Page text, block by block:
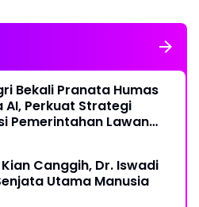
Bekali Pranata Humas
AI, Perkuat Strategi
Pemerintahan Lawan
Canggih, Dr. Iswadi
Utama Manusia